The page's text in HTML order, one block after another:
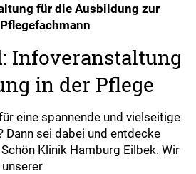
für die Ausbildung zur
Infoveranstaltung
in der Pflege
eine spannende und vielseitige
Dann sei dabei und entdecke
Klinik Hamburg Eilbek. Wir